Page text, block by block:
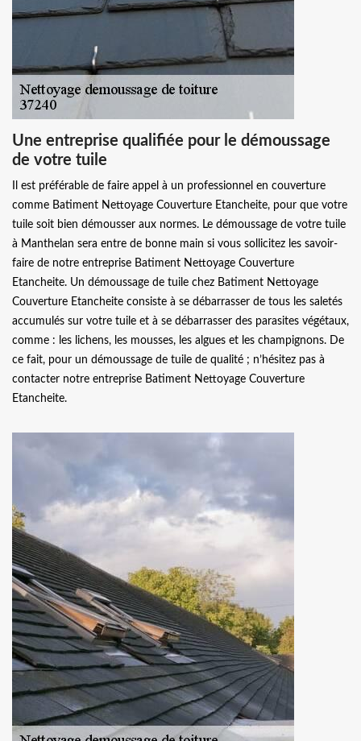
Une entreprise qualifiée pour le démoussage
de votre tuile
Il est préférable de faire appel à un professionnel en couverture
comme Batiment Nettoyage Couverture Etancheite, pour que votre
tuile soit bien démousser aux normes. Le démoussage de votre tuile
à Manthelan sera entre de bonne main si vous sollicitez les savoir-
faire de notre entreprise Batiment Nettoyage Couverture
Etancheite. Un démoussage de tuile chez Batiment Nettoyage
Couverture Etancheite consiste à se débarrasser de tous les saletés
accumulés sur votre tuile et à se débarrasser des parasites végétaux,
comme : les lichens, les mousses, les algues et les champignons. De
ce fait, pour un démoussage de tuile de qualité ; n’hésitez pas à
contacter notre entreprise Batiment Nettoyage Couverture
Etancheite.